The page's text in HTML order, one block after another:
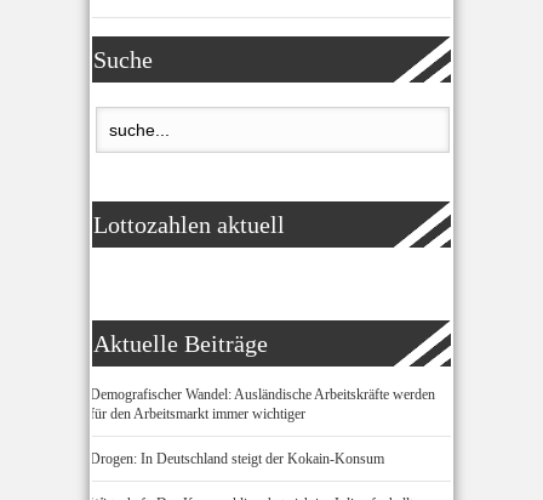
Suche
Lottozahlen aktuell
Aktuelle Beiträge
Demografischer Wandel: Ausländische Arbeitskräfte werden
für den Arbeitsmarkt immer wichtiger
Drogen: In Deutschland steigt der Kokain-Konsum